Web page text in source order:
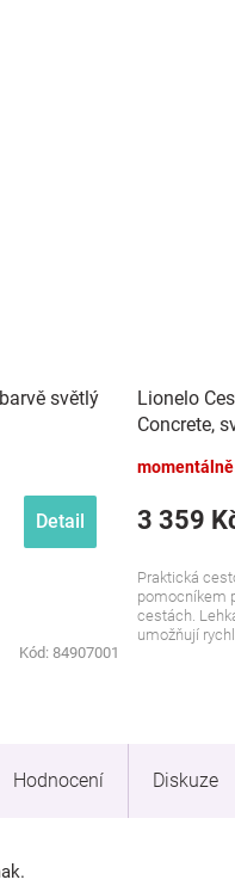
světlý
Detail
Kód: 84907001
Lionelo
Concrete,
3 359
Praktická
pomocníkem
cestách.
umožňují
Hodnocení Diskuze